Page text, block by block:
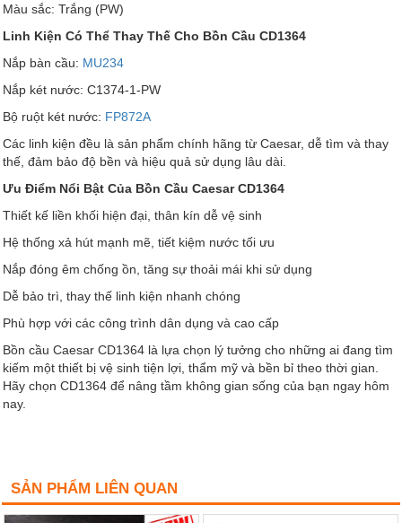
Màu sắc: Trắng (PW)
Linh Kiện Có Thể Thay Thế Cho Bồn Cầu CD1364
Nắp bàn cầu: MU234
Nắp két nước: C1374-1-PW
Bộ ruột két nước: FP872A
Các linh kiện đều là sản phẩm chính hãng từ Caesar, dễ tìm và thay
thế, đảm bảo độ bền và hiệu quả sử dụng lâu dài.
Ưu Điểm Nổi Bật Của Bồn Cầu Caesar CD1364
Thiết kế liền khối hiện đại, thân kín dễ vệ sinh
Hệ thống xả hút mạnh mẽ, tiết kiệm nước tối ưu
Nắp đóng êm chống ồn, tăng sự thoải mái khi sử dụng
Dễ bảo trì, thay thế linh kiện nhanh chóng
Phù hợp với các công trình dân dụng và cao cấp
Bồn cầu Caesar CD1364 là lựa chọn lý tưởng cho những ai đang tìm
kiếm một thiết bị vệ sinh tiện lợi, thẩm mỹ và bền bỉ theo thời gian.
Hãy chọn CD1364 để nâng tầm không gian sống của bạn ngay hôm
nay.
SẢN PHẨM LIÊN QUAN